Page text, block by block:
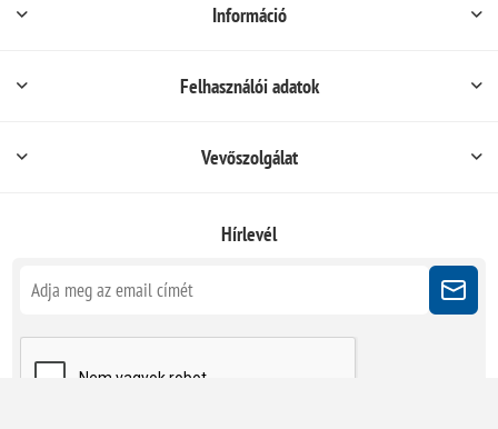
Információ
Felhasználói adatok
Vevőszolgálat
Hírlevél